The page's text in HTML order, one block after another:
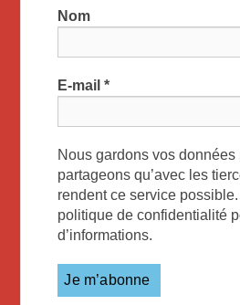
Nom
E-mail*
Nous gardons vos
partageons qu’avec les
rendent ce service
politique de confidentialité
d’informations.